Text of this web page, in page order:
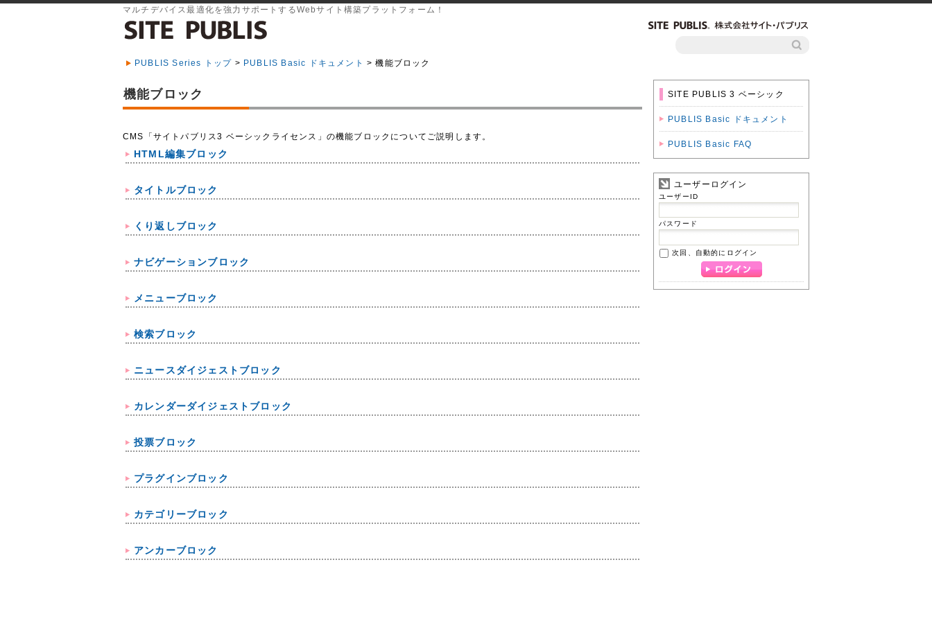
マルチデバイス最適化を強力サポートするWebサイト構築プラットフォーム！
PUBLIS Series トップ > PUBLIS Basic ドキュメント > 機能ブロック
SITE PUBLIS 3 ベーシック
PUBLIS Basic ドキュメント
PUBLIS Basic FAQ
ユーザーログイン
ユーザーID
パスワード
次回、自動的にログイン
機能ブロック
CMS「サイトパブリス3 ベーシックライセンス」の機能ブロックについてご説明します。
HTML編集ブロック
タイトルブロック
くり返しブロック
ナビゲーションブロック
メニューブロック
検索ブロック
ニュースダイジェストブロック
カレンダーダイジェストブロック
投票ブロック
プラグインブロック
カテゴリーブロック
アンカーブロック